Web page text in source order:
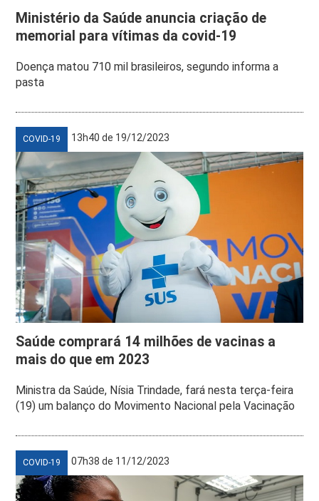
Ministério da Saúde anuncia criação de
memorial para vítimas da covid-19
Doença matou 710 mil brasileiros, segundo informa a
pasta
COVID-19 13h40 de 19/12/2023
Saúde comprará 14 milhões de vacinas a
mais do que em 2023
Ministra da Saúde, Nísia Trindade, fará nesta terça-feira
(19) um balanço do Movimento Nacional pela Vacinação
COVID-19 07h38 de 11/12/2023